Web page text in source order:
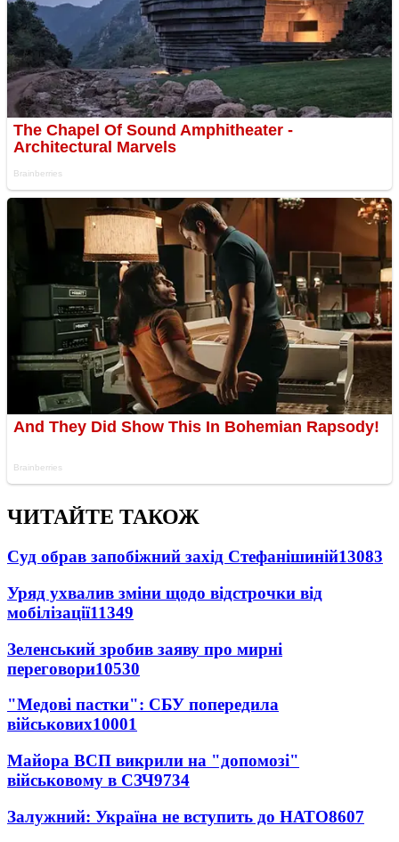
ЧИТАЙТЕ ТАКОЖ
Суд обрав запобіжний захід Стефанішиній13083
Уряд ухвалив зміни щодо відстрочки від
мобілізації11349
Зеленський зробив заяву про мирні
переговори10530
"Медові пастки": СБУ попередила
військових10001
Майора ВСП викрили на "допомозі"
військовому в СЗЧ9734
Залужний: Україна не вступить до НАТО8607